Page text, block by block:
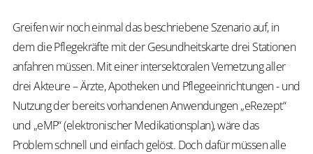
Greifen wir noch einmal das beschriebene Szenario auf, in
dem die Pflegekräfte mit der Gesundheitskarte drei Stationen
anfahren müssen. Mit einer intersektoralen Vernetzung aller
drei Akteure – Ärzte, Apotheken und Pflegeeinrichtungen - und
Nutzung der bereits vorhandenen Anwendungen „eRezept“
und „eMP“ (elektronischer Medikationsplan), wäre das
Problem schnell und einfach gelöst. Doch dafür müssen alle